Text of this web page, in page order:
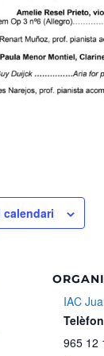
calendari
IAC
Telèfon
965 12